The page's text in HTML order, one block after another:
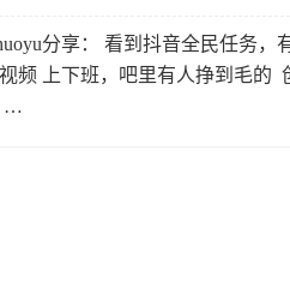
分享： 看到抖音全民任务
频 上下班，吧里有人挣到毛的
…